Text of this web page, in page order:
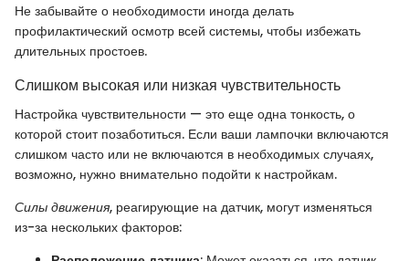
Не забывайте о необходимости иногда делать
профилактический осмотр всей системы, чтобы избежать
длительных простоев.
Слишком высокая или низкая чувствительность
Настройка чувствительности — это еще одна тонкость, о
которой стоит позаботиться. Если ваши лампочки включаются
слишком часто или не включаются в необходимых случаях,
возможно, нужно внимательно подойти к настройкам.
Силы движения, реагирующие на датчик, могут изменяться
из-за нескольких факторов: